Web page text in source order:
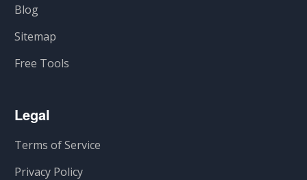
Blog
Sitemap
Free Tools
Legal
Terms of Service
Privacy Policy